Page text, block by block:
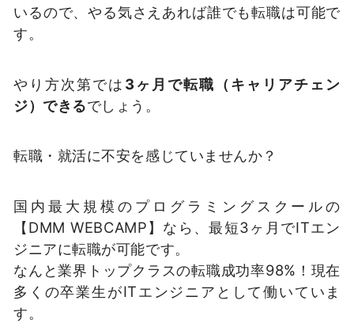
いるので、やる気さえあれば誰でも転職は可能で
す。
やり方次第では 3ヶ月で転職（キャリアチェン
ジ）できるでしょう。
転職・就活に不安を感じていませんか？
国内最大規模のプログラミングスクールの
【DMM WEBCAMP】なら、最短3ヶ月でITエン
ジニアに転職が可能です。
なんと業界トップクラスの転職成功率98%！現在
多くの卒業生がITエンジニアとして働いていま
す。